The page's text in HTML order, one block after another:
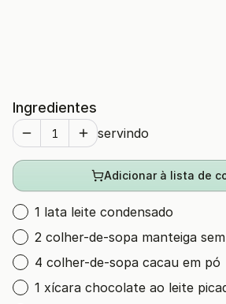
Ingredientes
servindo
Adicionar à lista de
1 lata leite condensado
2 colher-de-sopa manteiga
4 colher-de-sopa cacau em pó
1 xícara chocolate ao leite